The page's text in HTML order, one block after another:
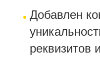
Добавлен
реквизитов